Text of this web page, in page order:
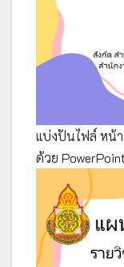
แบ่งปันไฟล์ หน้
ด้วย PowerPoint